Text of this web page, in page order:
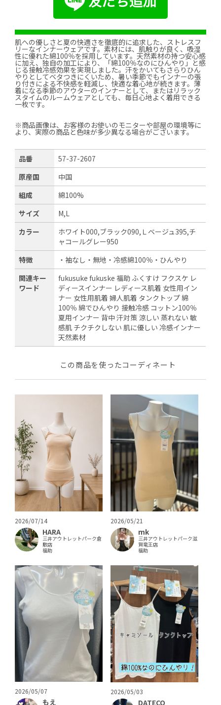
肌への優しさと夏の快適さを徹底的に追求した、ストレスフ
リーなインナーウェアです。素材には、肌触りが良く、吸湿
性に優れた綿100％を採用しています。天然素材の持つ安心感
に加え、独自の加工により、「綿100％なのにひんやり」と感
じる接触冷感効果を実現しました。汗をかいてもさらりひん
やりとしてベタつきにくいため、暑い季節でもインナーの張
り付きによる不快感を軽減し、快適な着心地が続きます。薄
着になる季節のアウターのインナーとして、またはリラック
スタイムのルームウェアとしても、毎日心地よく着用できる
一枚です。
※商品画像は、お客様のお使いのモニターや部屋の環境等に
より、実際の商品と色味が多少異なる場合がございます。
品番
57-37-2607
原産国
中国
組成
綿100%
サイズ
M,L
カラー
ホワイト000,ブラック090,Ｌベージュ395,チ
ャコールグレー950
特徴
・袖なし・無地・冷感綿100％・ひんやり
関連キー
ワード
fukusuke fukuske 福助 ふくすけ フクスケ レ
ディースインナー レディース肌着 女性用イン
ナー 女性用肌着 婦人肌着 タンクトップ 綿
100％ 綿でひんやり 接触冷感 コットン100％
夏用インナー 背中 汗対策 涼しい 蒸れない 敏
感肌 チクチクしない 肌に優しい 冷感インナー
天然素材
この商品を使ったコーディネート
2026/07/14
HARA
三井アウトレットパーク倉
敷店
福助
2026/05/21
mk
三井アウトレットパーク滋
賀竜王店
福助
2026/05/07
もえ
2026/05/03
DATECO